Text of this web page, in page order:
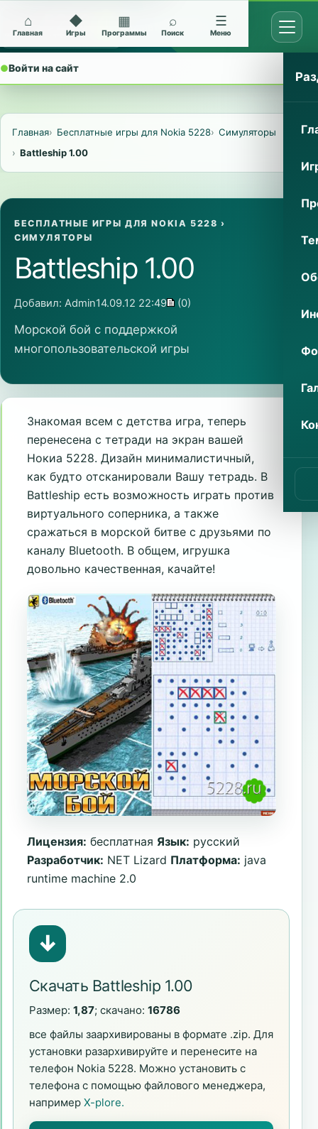
Архив Nokia 5228
●Войти на сайт
⌂
Главная
◆
Игры
▦
Программы
⌕
Поиск
☰
Меню
Главная Бесплатные игры для Nokia 5228
Симуляторы
Battleship 1.00
БЕСПЛАТНЫЕ ИГРЫ ДЛЯ NOKIA 5228 ›
СИМУЛЯТОРЫ
Battleship 1.00
Добавил: Admin14.09.12 22:49 (0)
Морской бой с поддержкой
многопользовательской игры
Знакомая всем с детства игра, теперь
перенесена с тетради на экран вашей
Нокиа 5228. Дизайн минималистичный,
как будто отсканировали Вашу тетрадь. В
Battleship есть возможность играть против
виртуального соперника, а также
сражаться в морской битве с друзьями по
каналу Bluetooth. В общем, игрушка
довольно качественная, качайте!
Лицензия: бесплатная Язык: русский
Разработчик: NET Lizard Платформа: java
runtime machine 2.0
↓
Скачать Battleship 1.00
Размер: 1,87; скачано: 16786
все файлы заархивированы в формате .zip. Для
установки разархивируйте и перенесите на
телефон Nokia 5228. Можно установить с
телефона с помощью файлового менеджера,
например X-plore.